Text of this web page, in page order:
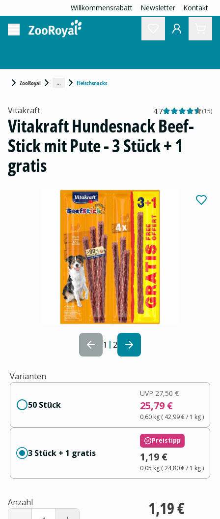
Willkommensrabatt Newsletter Kontakt
ZooRoyal ... Fleischsnacks
1 2
Vitakraft 4.7 (15)
Vitakraft Hundesnack Beef-
Stick mit Pute - 3 Stück + 1
gratis
Varianten
50 Stück
UVP 27,50 €
25,79 €
0,60 kg( 42,99 €/ 1 kg)
3 Stück + 1 gratis
Preistipp
1,19 €
0,05 kg(24,80 €/ 1 kg)
Anzahl 1,19 €